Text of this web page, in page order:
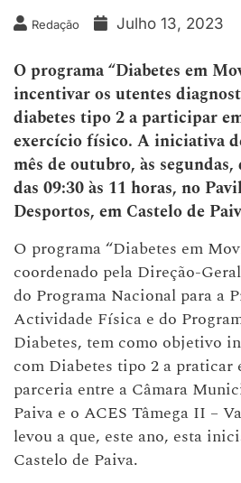
Redação Julho 13, 2023
O programa “Diabetes em
incentivar os utentes
diabetes tipo 2 a participar
exercício físico. A iniciativa
mês de outubro, às segundas,
das 09:30 às 11 horas, no
Desportos, em Castelo de
O programa “Diabetes em
coordenado pela Direção-
do Programa Nacional para a
Actividade Física e do
Diabetes, tem como objetivo
com Diabetes tipo 2 a
parceria entre a Câmara
Paiva e o ACES Tâmega II –
levou a que, este ano, esta
Castelo de Paiva.